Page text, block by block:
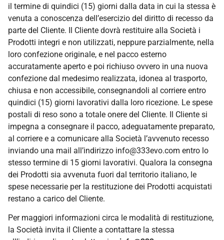
il termine di quindici (15) giorni dalla data in cui la stessa è
venuta a conoscenza dell’esercizio del diritto di recesso da
parte del Cliente. Il Cliente dovrà restituire alla Società i
Prodotti integri e non utilizzati, neppure parzialmente, nella
loro confezione originale, e nel pacco esterno
accuratamente aperto e poi richiuso ovvero in una nuova
confezione dal medesimo realizzata, idonea al trasporto,
chiusa e non accessibile, consegnandoli al corriere entro
quindici (15) giorni lavorativi dalla loro ricezione. Le spese
postali di reso sono a totale onere del Cliente. Il Cliente si
impegna a consegnare il pacco, adeguatamente preparato,
al corriere e a comunicare alla Società l’avvenuto recesso
inviando una mail all’indirizzo info@333evo.com entro lo
stesso termine di 15 giorni lavorativi. Qualora la consegna
dei Prodotti sia avvenuta fuori dal territorio italiano, le
spese necessarie per la restituzione dei Prodotti acquistati
restano a carico del Cliente.
Per maggiori informazioni circa le modalità di restituzione,
la Società invita il Cliente a contattare la stessa